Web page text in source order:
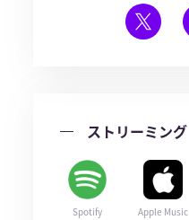
ストリーミング
Spotify Apple Music